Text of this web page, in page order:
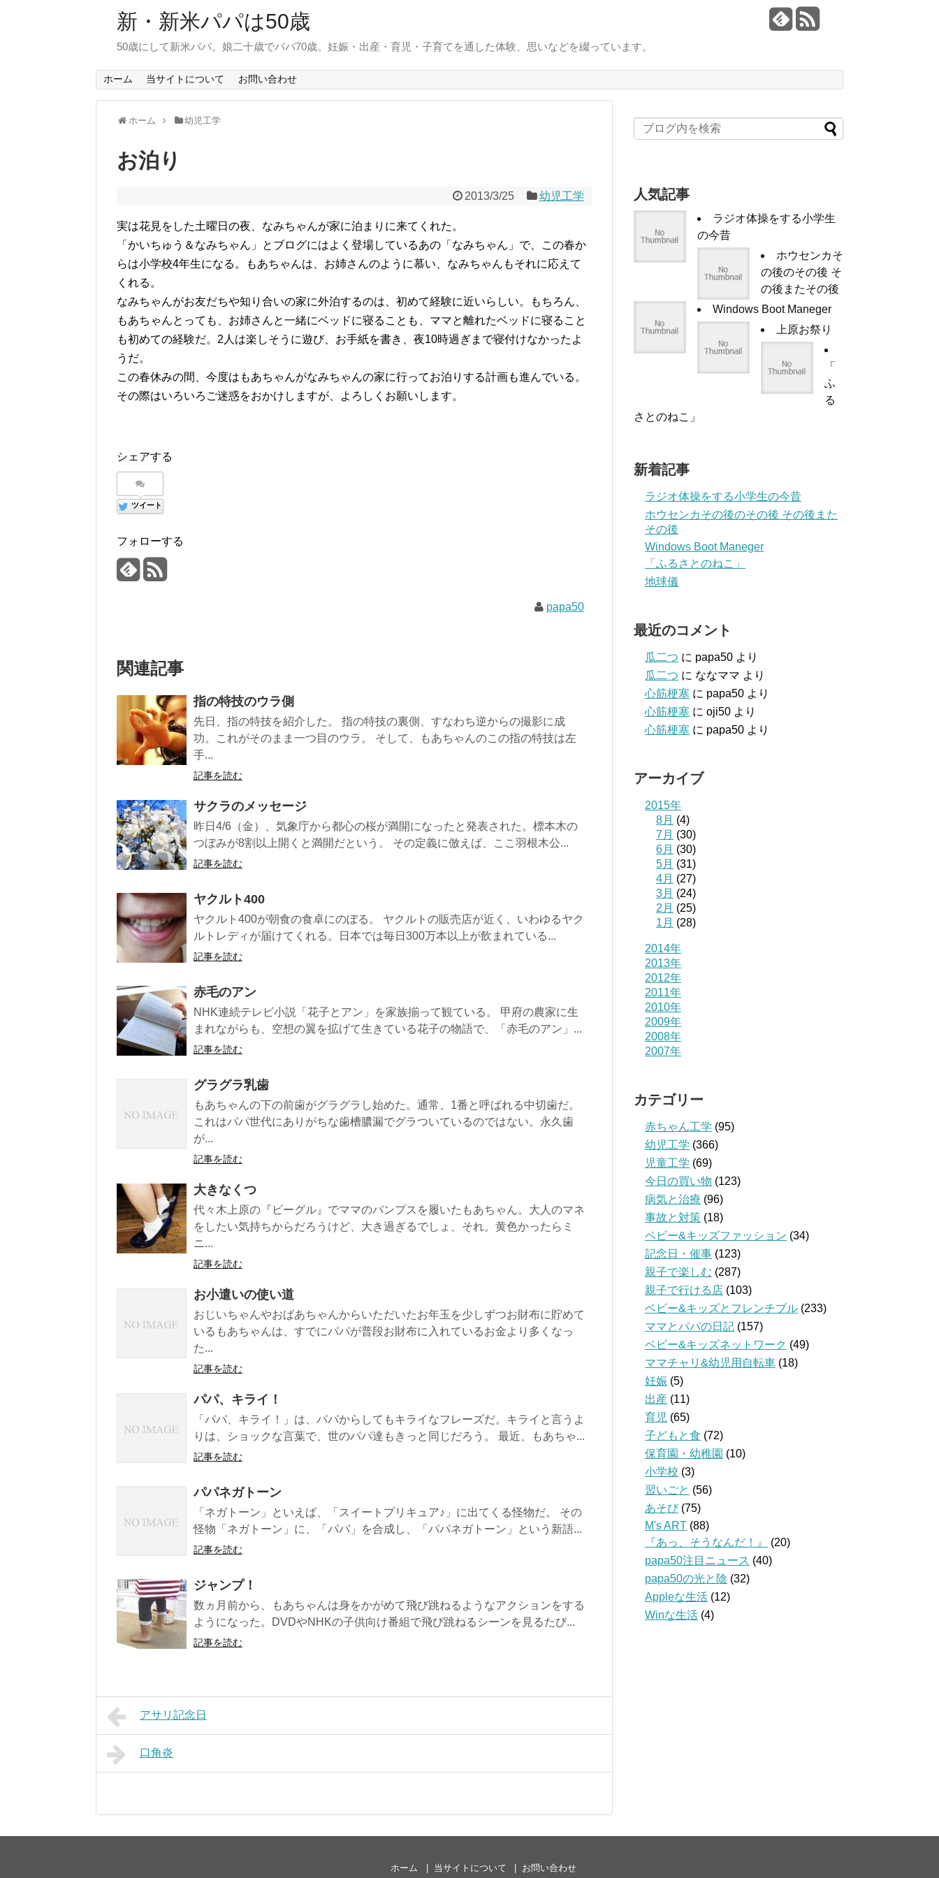
新・新米パパは50歳
50歳にして新米パパ。娘二十歳でパパ70歳。妊娠・出産・育児・子育てを通した体験、思いなどを綴っています。
ホーム 当サイトについて お問い合わせ
ホーム 幼児工学
お泊り
2013/3/25 幼児工学
実は花見をした土曜日の夜、なみちゃんが家に泊まりに来てくれた。
「かいちゅう＆なみちゃん」とブログにはよく登場しているあの「なみちゃん」で、この春か
らは小学校4年生になる。もあちゃんは、お姉さんのように慕い、なみちゃんもそれに応えて
くれる。
なみちゃんがお友だちや知り合いの家に外泊するのは、初めて経験に近いらしい。もちろん、
もあちゃんとっても、お姉さんと一緒にベッドに寝ることも、ママと離れたベッドに寝ること
も初めての経験だ。2人は楽しそうに遊び、お手紙を書き、夜10時過ぎまで寝付けなかったよ
うだ。
この春休みの間、今度はもあちゃんがなみちゃんの家に行ってお泊りする計画も進んでいる。
その際はいろいろご迷惑をおかけしますが、よろしくお願いします。
シェアする
ツイート
フォローする
papa50
関連記事
指の特技のウラ側
先日、指の特技を紹介した。 指の特技の裏側、すなわち逆からの撮影に成
功。これがそのまま一つ目のウラ。 そして、もあちゃんのこの指の特技は左
手...
記事を読む
サクラのメッセージ
昨日4/6（金）、気象庁から都心の桜が満開になったと発表された。標本木の
つぼみが8割以上開くと満開だという。 その定義に倣えば、ここ羽根木公...
記事を読む
ヤクルト400
ヤクルト400が朝食の食卓にのぼる。 ヤクルトの販売店が近く、いわゆるヤク
ルトレディが届けてくれる。日本では毎日300万本以上が飲まれている...
記事を読む
赤毛のアン
NHK連続テレビ小説「花子とアン」を家族揃って観ている。 甲府の農家に生
まれながらも、空想の翼を拡げて生きている花子の物語で、「赤毛のアン」...
記事を読む
グラグラ乳歯
もあちゃんの下の前歯がグラグラし始めた。通常、1番と呼ばれる中切歯だ。
これはパパ世代にありがちな歯槽膿漏でグラついているのではない。永久歯
が...
記事を読む
大きなくつ
代々木上原の『ビーグル』でママのパンプスを履いたもあちゃん。大人のマネ
をしたい気持ちからだろうけど、大き過ぎるでしょ、それ。黄色かったらミ
ニ...
記事を読む
お小遣いの使い道
おじいちゃんやおばあちゃんからいただいたお年玉を少しずつお財布に貯めて
いるもあちゃんは、すでにパパが普段お財布に入れているお金より多くなっ
た...
記事を読む
パパ、キライ！
「パパ、キライ！」は、パパからしてもキライなフレーズだ。キライと言うよ
りは、ショックな言葉で、世のパパ達もきっと同じだろう。 最近、もあちゃ...
記事を読む
パパネガトーン
「ネガトーン」といえば、「スイートプリキュア♪」に出てくる怪物だ。 その
怪物「ネガトーン」に、「パパ」を合成し、「パパネガトーン」という新語...
記事を読む
ジャンプ！
数ヵ月前から、もあちゃんは身をかがめて飛び跳ねるようなアクションをする
ようになった。DVDやNHKの子供向け番組で飛び跳ねるシーンを見るたび...
記事を読む
アサリ記念日
口角炎
人気記事
ラジオ体操をする小学生
の今昔
ホウセンカそ
の後のその後 そ
の後またその後
Windows Boot Maneger
上原お祭り
「
ふ
る
さとのねこ」
新着記事
ラジオ体操をする小学生の今昔
ホウセンカその後のその後 その後また
その後
Windows Boot Maneger
「ふるさとのねこ」
地球儀
最近のコメント
瓜二つ に papa50 より
瓜二つ に ななママ より
心筋梗塞 に papa50 より
心筋梗塞 に oji50 より
心筋梗塞 に papa50 より
アーカイブ
2015年
8月 (4)
7月 (30)
6月 (30)
5月 (31)
4月 (27)
3月 (24)
2月 (25)
1月 (28)
2014年
2013年
2012年
2011年
2010年
2009年
2008年
2007年
カテゴリー
赤ちゃん工学 (95)
幼児工学 (366)
児童工学 (69)
今日の買い物 (123)
病気と治療 (96)
事故と対策 (18)
ベビー&キッズファッション (34)
記念日・催事 (123)
親子で楽しむ (287)
親子で行ける店 (103)
ベビー&キッズとフレンチブル (233)
ママとパパの日記 (157)
ベビー&キッズネットワーク (49)
ママチャリ&幼児用自転車 (18)
妊娠 (5)
出産 (11)
育児 (65)
子どもと食 (72)
保育園・幼稚園 (10)
小学校 (3)
習いごと (56)
あそび(75)
M's ART (88)
『あっ、そうなんだ！』
(20)
papa50注目ニュース (40)
papa50の光と陰 (32)
Appleな生活 (12)
Winな生活 (4)
ホーム 当サイトについて お問い合わせ